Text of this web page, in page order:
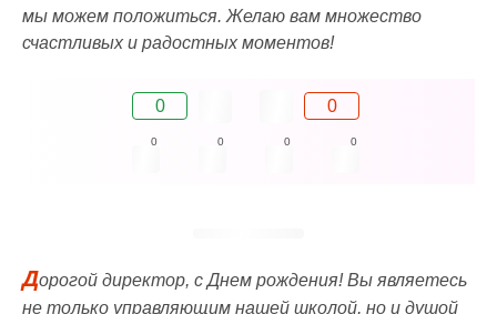
мы можем положиться. Желаю вам множество
счастливых и радостных моментов!
0 0
0 0 0 0
Дорогой директор, с Днем рождения! Вы являетесь
не только управляющим нашей школой, но и душой